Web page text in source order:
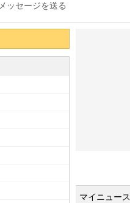
メッセージを送る
マイニュース